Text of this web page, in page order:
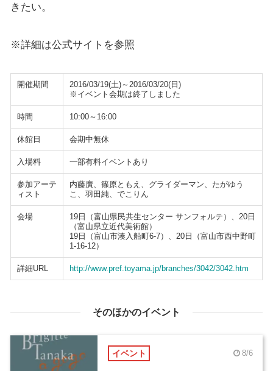
きたい。
※詳細は公式サイトを参照
開催期間
2016/03/19(土)～2016/03/20(日)
※イベント会期は終了しました
時間 10:00～16:00
休館日 会期中無休
入場料 一部有料イベントあり
参加アーテ
ィスト
内藤廣、篠原ともえ、グライダーマン、たがゆう
こ、羽田純、でこりん
会場
19日（富山県民共生センター サンフォルテ）、20日
（富山県立近代美術館）
19日（富山市湊入船町6-7）、20日（富山市西中野町
1-16-12）
詳細URL http://www.pref.toyama.jp/branches/3042/3042.htm
そのほかのイベント
イベント 8/6